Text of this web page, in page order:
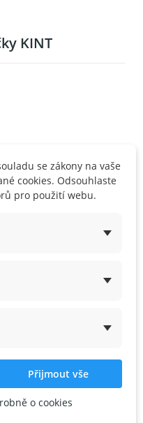
KINT

Mluvení)
se zákony na vaše
cookies. Odsouhlaste
pro použití webu.
Přijmout vše
o cookies